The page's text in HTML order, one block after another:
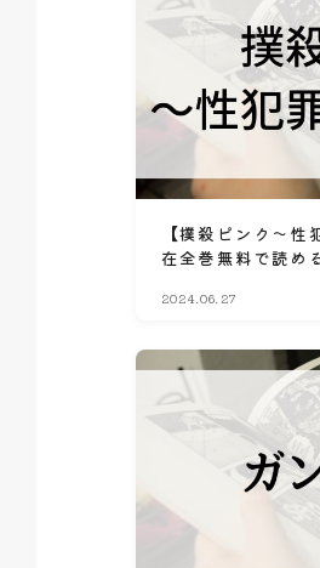
【撲殺ピンク～
在全巻無料で読め
ビスのサブスク比
2024.06.27